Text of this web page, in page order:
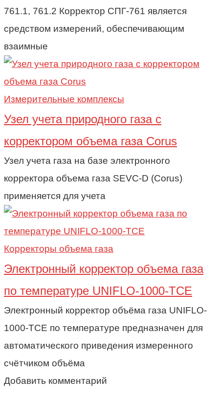
761.1, 761.2 Корректор СПГ-761 является
средством измерений, обеспечивающим
взаимные
Измерительные комплексы
Узел учета природного газа c
корректором объема газа Corus
Узел учета газа на базе электронного
корректора объема газа SEVC-D (Corus)
применяется для учета
Корректоры объема газа
Электронный корректор объема газа
по температуре UNIFLO-1000-TCE
Электронный корректор объёма газа UNIFLO-
1000-TCE по температуре предназначен для
автоматического приведения измеренного
счётчиком объёма
Добавить комментарий